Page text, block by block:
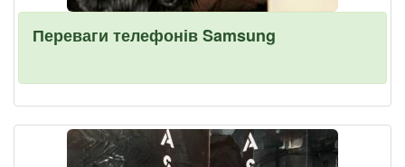
Переваги телефонів Samsung